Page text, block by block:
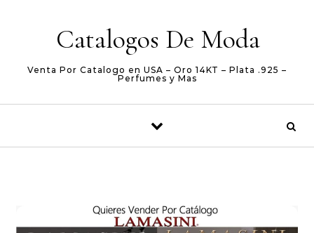
Catalogos De Moda
Venta Por Catalogo en USA – Oro 14KT – Plata .925 –
Perfumes y Mas